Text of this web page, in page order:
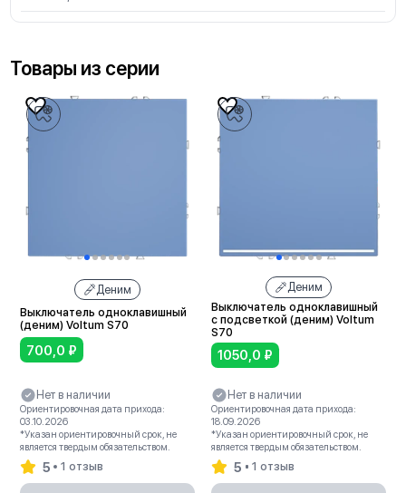
Товары из серии
Деним
Выключатель одноклавишный
(деним) Voltum S70
700,0 ₽
Нет в наличии
Ориентировочная дата прихода:
03.10.2026
*Указан ориентировочный срок, не
является твердым обязательством.
5 1 отзыв
Деним
Выключатель одноклавишный
с подсветкой (деним) Voltum
S70
1050,0 ₽
Нет в наличии
Ориентировочная дата прихода:
18.09.2026
*Указан ориентировочный срок, не
является твердым обязательством.
5 1 отзыв